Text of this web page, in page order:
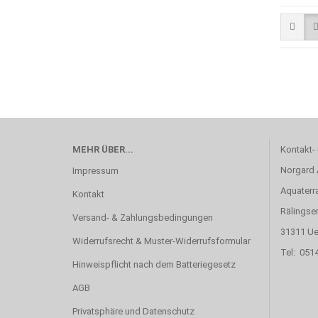
MEHR ÜBER...
Impressum
Kontakt
Versand- & Zahlungsbedingungen
Widerrufsrecht & Muster-Widerrufsformular
Hinweispflicht nach dem Batteriegesetz
AGB
Privatsphäre und Datenschutz
Kontakt-
Norgard
31311
Tel: